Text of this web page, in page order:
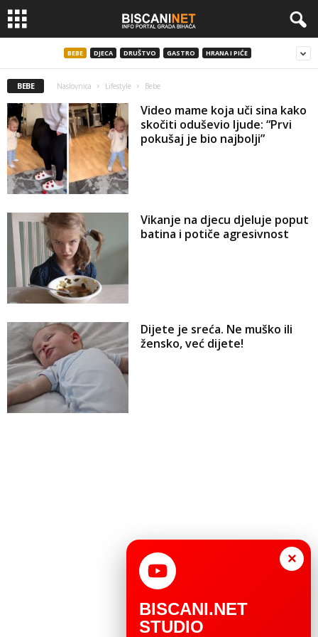
BEBE DJECA DRUŠTVO GASTRO HRANA I PIĆE
BEBE Naslovnica Lifestyle Bebe
Video mame koja uči sina kako
skočiti oduševio ljude: “Prvi
pokušaj je bio najbolji”
Vikanje na djecu djeluje poput
batina i potiče agresivnost
Dijete je sreća. Ne muško ili
žensko, već dijete!
×
BISCANI.NET
STUDIO